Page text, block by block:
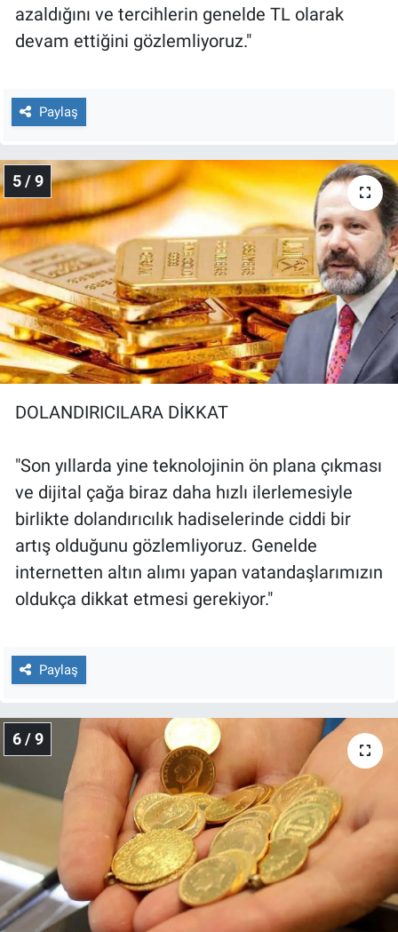
azaldığını ve tercihlerin genelde TL olarak
devam ettiğini gözlemliyoruz."
Paylaş
5 / 9
DOLANDIRICILARA DİKKAT
"Son yıllarda yine teknolojinin ön plana çıkması
ve dijital çağa biraz daha hızlı ilerlemesiyle
birlikte dolandırıcılık hadiselerinde ciddi bir
artış olduğunu gözlemliyoruz. Genelde
internetten altın alımı yapan vatandaşlarımızın
oldukça dikkat etmesi gerekiyor."
Paylaş
6 / 9